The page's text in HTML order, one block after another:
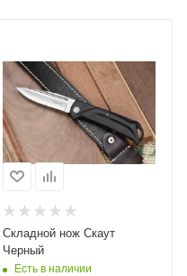
Складной нож Скаут
Черный
Есть в наличии